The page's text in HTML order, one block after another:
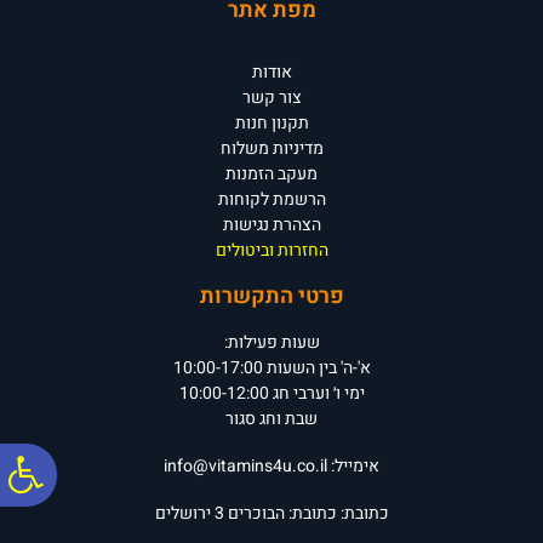
מפת אתר
אודות
צור קשר
תקנון חנות
מדיניות משלוח
מעקב הזמנות
הרשמת לקוחות
הצהרת נגישות
החזרות וביטולים
פרטי התקשרות
שעות פעילות:
א'-ה' בין השעות 10:00-17:00
ימי ו׳ וערבי חג 10:00-12:00
שבת וחג סגור
אימייל:info@vitamins4u.co.il
כתובת: כתובת: הבוכרים 3 ירושלים